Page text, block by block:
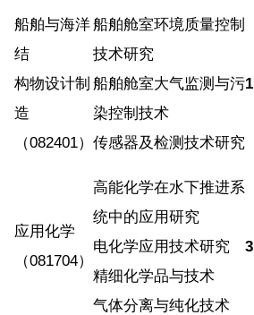
船舶与海洋
结
构物设计制
造
（082401）
船舶舱室环境质量控制
技术研究
船舶舱室大气监测与污
染控制技术
传感器及检测技术研究
1
应用化学
（081704）
高能化学在水下推进系
统中的应用研究
电化学应用技术研究
精细化学品与技术
气体分离与纯化技术
3